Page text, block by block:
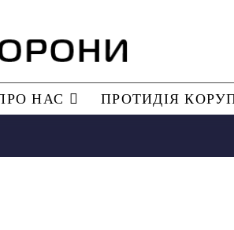
НАС ПРОТИДІЯ